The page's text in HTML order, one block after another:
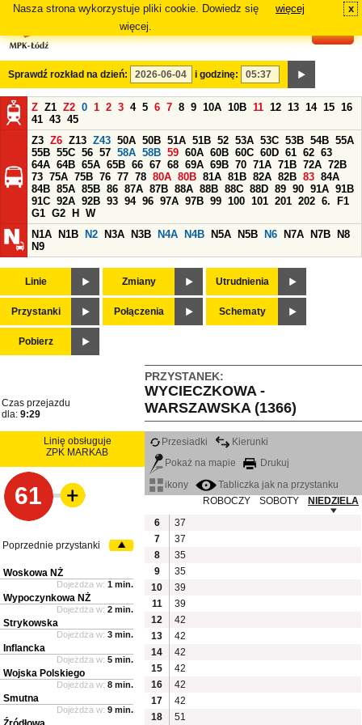
Nasza strona wykorzystuje pliki cookie. Dowiedz się
więcej.
więcej x
Sprawdź rozkład na dzień: i godzinę:
Z Z1 Z2 0 1 2 3 4 5 6 7 8 9 10A 10B 11 12 13 14 15 16
41 43 45
Z3 Z6 Z13 Z43 50A 50B 51A 51B 52 53A 53C 53B 54B 55A
55B 55C 56 57 58A 58B 59 60A 60B 60C 60D 61 62 63
64A 64B 65A 65B 66 67 68 69A 69B 70 71A 71B 72A 72B
73 75A 75B 76 77 78 80A 80B 81A 81B 82A 82B 83 84A
84B 85A 85B 86 87A 87B 88A 88B 88C 88D 89 90 91A 91B
91C 92A 92B 93 94 96 97A 97B 99 100 101 201 202 6.
F1
G1 G2 H
W
N1A
N1B N2 N3A N3B N4A N4B N5A N5B N6 N7A N7B
N8
N9
Linie Zmiany Utrudnienia
Przystanki Połączenia Schematy
Pobierz
PRZYSTANEK:
WYCIECZKOWA -
WARSZAWSKA (1366)
Czas przejazdu
dla: 9:29
Linię obsługuje
ZPK MARKAB
61
Przesiadki
Kierunki
Pokaż na mapie
Drukuj
ikony
Tabliczka jak na przystanku
ROBOCZY
SOBOTY
NIEDZIELA
6
37
7
37
8
35
9
35
10
39
11
39
12
42
13
42
14
42
15
42
16
42
17
42
18
51
Poprzednie przystanki
Woskowa NŻ
Dojeżdża w: 1 min.
Wypoczynkowa NŻ
Dojeżdża w: 2 min.
Strykowska
Dojeżdża w: 3 min.
Inflancka
Dojeżdża w: 5 min.
Wojska Polskiego
Dojeżdża w: 8 min.
Smutna
Dojeżdża w: 9 min.